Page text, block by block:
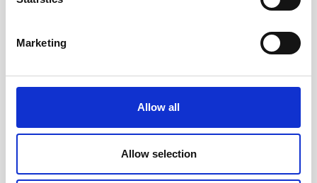
Marketing
Allow all
Allow selection
Filofax Dagbok Personal
Hemkalendern 2026-2027